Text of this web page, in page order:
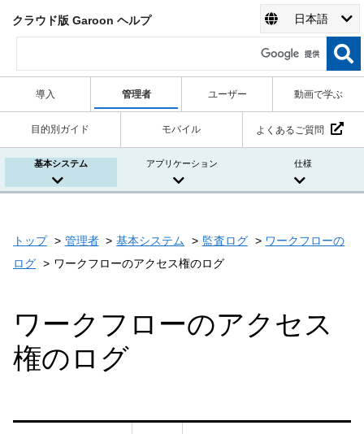
クラウド版 Garoon ヘルプ 日本語
導入 管理者 ユーザー 動画で学ぶ
目的別ガイド モバイル よくあるご質問
基本システム アプリケーション 仕様
トップ 管理者 基本システム 監査ログ
ワークフローの
ログ
ワークフローのアクセス権のログ
ワークフローのアクセス
権のログ